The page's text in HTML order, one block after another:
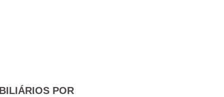
POR